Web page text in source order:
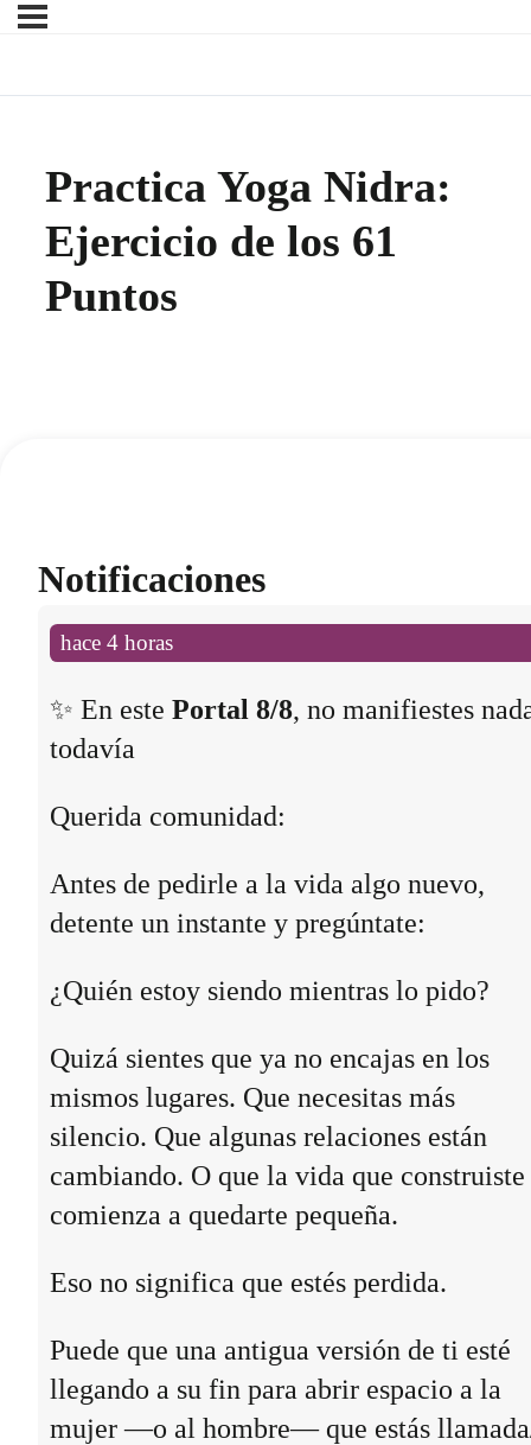
Practica Yoga Nidra:
Ejercicio de los 61
Puntos
Notificaciones
hace 4 horas
✨ En este Portal 8/8, no manifiestes
todavía
Querida comunidad:
Antes de pedirle a la vida algo nuevo,
detente un instante y pregúntate:
¿Quién estoy siendo mientras lo pido?
Quizá sientes que ya no encajas en los
mismos lugares. Que necesitas más
silencio. Que algunas relaciones están
cambiando. O que la vida que construiste
comienza a quedarte pequeña.
Eso no significa que estés perdida.
Puede que una antigua versión de ti esté
llegando a su fin para abrir espacio a la
mujer —o al hombre— que estás